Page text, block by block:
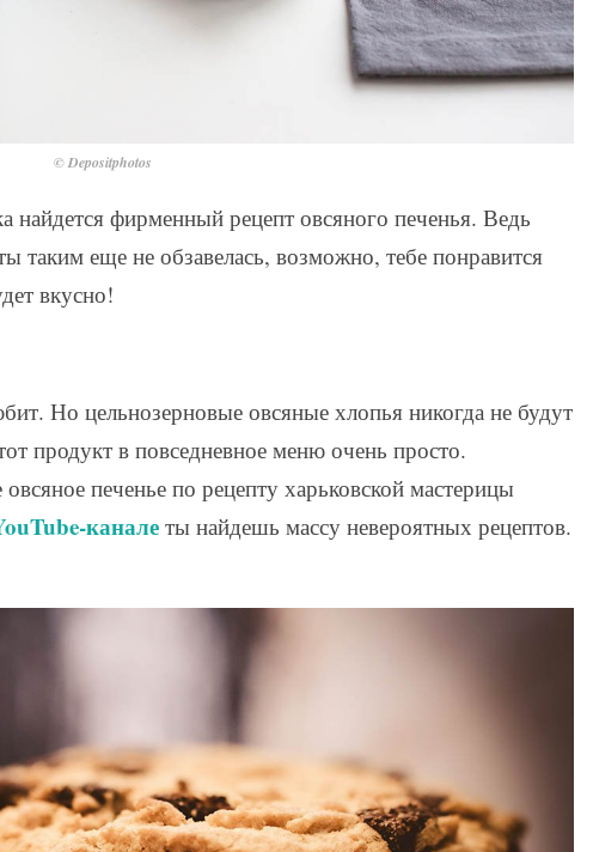
© Depositphotos
фирменный рецепт овсяного печенья. Ведь
таким еще не обзавелась, возможно, тебе понравится
вкусно!
Но цельнозерновые овсяные хлопья никогда не будут
продукт в повседневное меню очень просто.
печенье по рецепту харьковской мастерицы
каналеты найдешь массу невероятных рецептов.